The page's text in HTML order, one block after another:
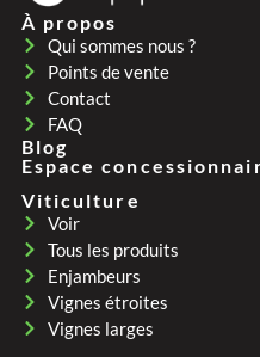
À propos
Qui sommes nous ?
Points de vente
Contact
FAQ
Blog
Espace
Viticulture
Voir
Tous les produits
Enjambeurs
Vignes étroites
Vignes larges